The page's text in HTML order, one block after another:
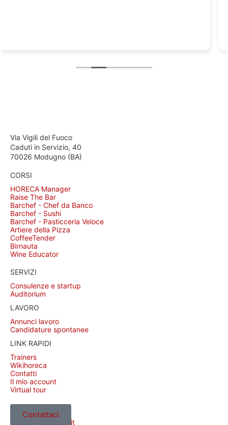
Via Vigili del Fuoco
Caduti in Servizio, 40
70026 Modugno (BA)
CORSI
HORECA Manager
Raise The Bar
Barchef - Chef da Banco
Barchef - Sushi
Barchef - Pasticceria Veloce
Artiere della Pizza
CoffeeTender
Birnauta
Wine Educator
SERVIZI
Consulenze e startup
Auditorium
LAVORO
Annunci lavoro
Candidature spontanee
LINK RAPIDI
Trainers
Wikihoreca
Contatti
Il mio account
Virtual tour
CONTATTI
info@adhoreca.it
Contattaci